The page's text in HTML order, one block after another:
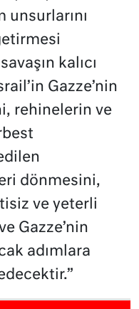
unsurlarını
kalıcı
Gazze’nin
rehinelerin ve
dönmesini,
ve yeterli
Gazze’nin
adımlara